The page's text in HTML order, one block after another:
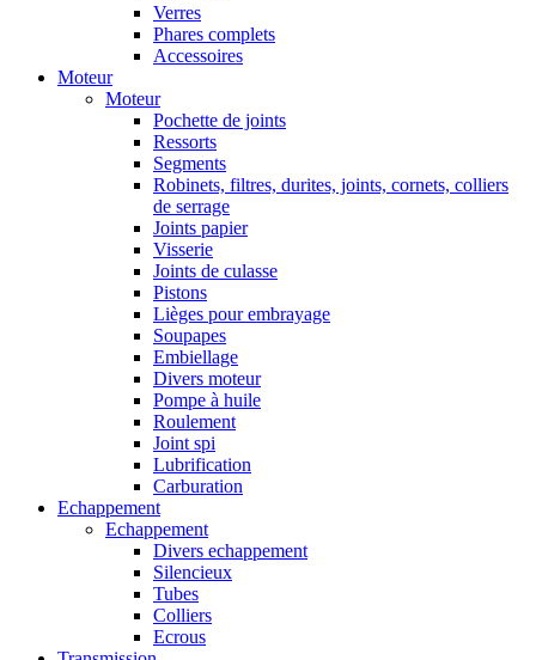
Verres
Phares complets
Accessoires
Moteur
Moteur
Pochette de joints
Ressorts
Segments
Robinets, filtres, durites, joints, cornets, colliers
de serrage
Joints papier
Visserie
Joints de culasse
Pistons
Lièges pour embrayage
Soupapes
Embiellage
Divers moteur
Pompe à huile
Roulement
Joint spi
Lubrification
Carburation
Echappement
Echappement
Divers echappement
Silencieux
Tubes
Colliers
Ecrous